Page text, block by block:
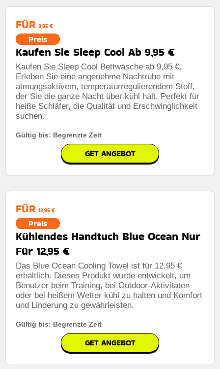
FÜR 9,95 €
Preis
Kaufen Sie Sleep Cool Ab 9,95 €
Kaufen Sie Sleep Cool Bettwäsche ab 9,95 €.
Erleben Sie eine angenehme Nachtruhe mit
atmungsaktivem, temperaturregulierendem Stoff,
der Sie die ganze Nacht über kühl hält. Perfekt für
heiße Schläfer, die Qualität und Erschwinglichkeit
suchen.
Gültig bis: Begrenzte Zeit
GET ANGEBOT
FÜR 12,95 €
Preis
Kühlendes Handtuch Blue Ocean Nur
Für 12,95 €
Das Blue Ocean Cooling Towel ist für 12,95 €
erhältlich. Dieses Produkt wurde entwickelt, um
Benutzer beim Training, bei Outdoor-Aktivitäten
oder bei heißem Wetter kühl zu halten und Komfort
und Linderung zu gewährleisten.
Gültig bis: Begrenzte Zeit
GET ANGEBOT